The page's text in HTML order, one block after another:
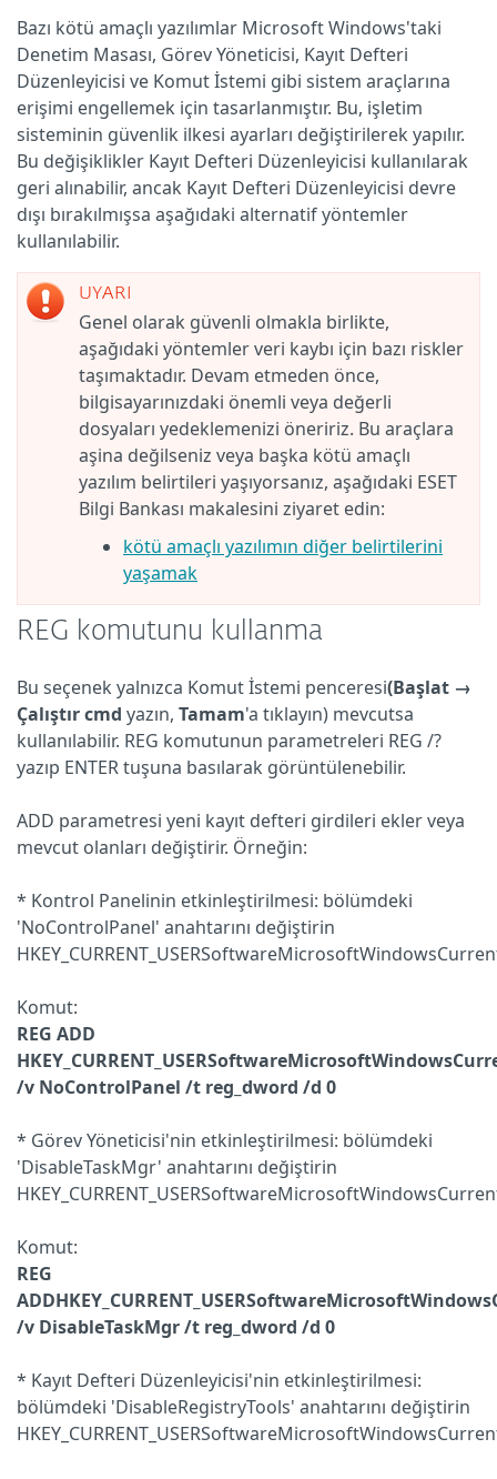
Bazı kötü amaçlı yazılımlar Microsoft Windows'taki
Denetim Masası, Görev Yöneticisi, Kayıt Defteri
Düzenleyicisi ve Komut İstemi gibi sistem araçlarına
erişimi engellemek için tasarlanmıştır. Bu, işletim
sisteminin güvenlik ilkesi ayarları değiştirilerek yapılır.
Bu değişiklikler Kayıt Defteri Düzenleyicisi kullanılarak
geri alınabilir, ancak Kayıt Defteri Düzenleyicisi devre
dışı bırakılmışsa aşağıdaki alternatif yöntemler
kullanılabilir.
UYARI
Genel olarak güvenli olmakla birlikte,
aşağıdaki yöntemler veri kaybı için bazı riskler
taşımaktadır. Devam etmeden önce,
bilgisayarınızdaki önemli veya değerli
dosyaları yedeklemenizi öneririz. Bu araçlara
aşina değilseniz veya başka kötü amaçlı
yazılım belirtileri yaşıyorsanız, aşağıdaki ESET
Bilgi Bankası makalesini ziyaret edin:
kötü amaçlı yazılımın diğer belirtilerini
yaşamak
REG komutunu kullanma
Bu seçenek yalnızca Komut İstemi penceresi(Başlat →
Çalıştırcmd yazın, Tamam'a tıklayın) mevcutsa
kullanılabilir. REG komutunun parametreleri REG /?
yazıp ENTER tuşuna basılarak görüntülenebilir.
ADD parametresi yeni kayıt defteri girdileri ekler veya
mevcut olanları değiştirir. Örneğin:
* Kontrol Panelinin etkinleştirilmesi: bölümdeki
'NoControlPanel' anahtarını değiştirin
Komut:
REG ADD
/v NoControlPanel /t reg_dword /d 0
* Görev Yöneticisi'nin etkinleştirilmesi: bölümdeki
'DisableTaskMgr' anahtarını değiştirin
Komut:
REG
ADD
/v DisableTaskMgr /t reg_dword /d 0
* Kayıt Defteri Düzenleyicisi'nin etkinleştirilmesi:
bölümdeki 'DisableRegistryTools' anahtarını değiştirin